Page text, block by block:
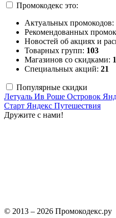
Промокодекс это:
Актуальных промокодов:
Рекомендованных
Новостей об акциях и
Товарных групп: 103
Магазинов со скидками:
Специальных акций: 21
Популярные скидки
Летуаль Ив Роше Островок
Старт Яндекс Путешествия
Дружите с нами!
© 2013 – 2026 Промокодекс.ру